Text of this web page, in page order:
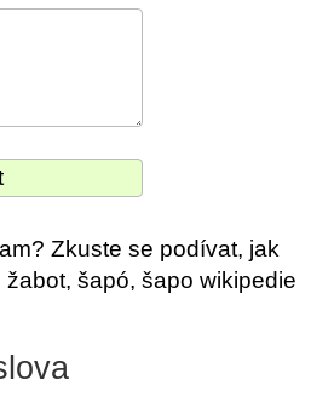
Zkuste se podívat, jak
šapó, šapo wikipedie